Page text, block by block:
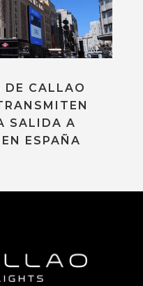
DE CALLAO
SALIDA A
ESPAÑA